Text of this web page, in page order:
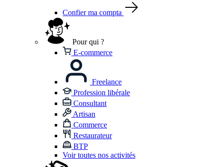
Confier ma compta
Pour qui ?
E-commerce
Freelance
Profession libérale
Consultant
Artisan
Commerce
Restaurateur
BTP
Voir toutes nos activités